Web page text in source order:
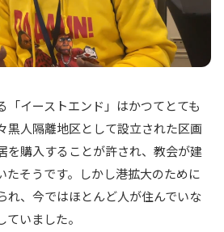
「イーストエンド」はかつてとても
黒人隔離地区として設立された区画
を購入することが許され、教会が建
たそうです。しかし港拡大のために
れ、今ではほとんど人が住んでいな
いました。